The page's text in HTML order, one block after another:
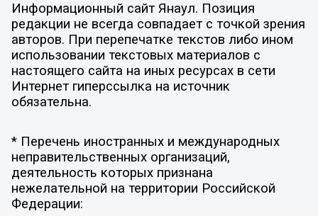
Информационный сайт Янаул. Позиция
редакции не всегда совпадает с точкой зрения
авторов. При перепечатке текстов либо ином
использовании текстовых материалов с
настоящего сайта на иных ресурсах в сети
Интернет гиперссылка на источник
обязательна.
* Перечень иностранных и международных
неправительственных организаций,
деятельность которых признана
нежелательной на территории Российской
Федерации: